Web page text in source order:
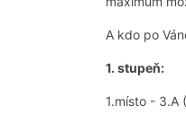
A kdo po
1. stupeň:
1.místo - 3.A